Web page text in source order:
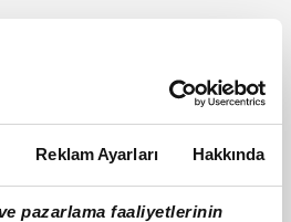
Reklam Ayarları Hakkında
pazarlama faaliyetlerinin